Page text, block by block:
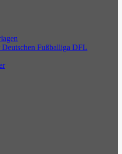
Deutschen Fußballiga DFL